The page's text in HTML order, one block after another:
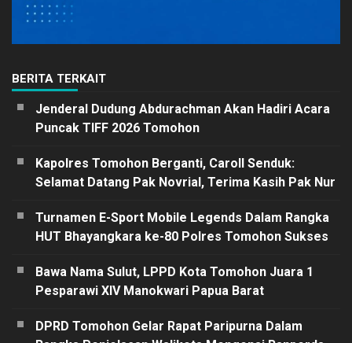
BERITA TERKAIT
Jenderal Dudung Abdurachman Akan Hadiri Acara
Puncak TIFF 2026 Tomohon
Kapolres Tomohon Berganti, Caroll Senduk:
Selamat Datang Pak Novrial, Terima Kasih Pak Nur
Turnamen E-Sport Mobile Legends Dalam Rangka
HUT Bhayangkara ke-80 Polres Tomohon Sukses
Bawa Nama Sulut, LPPD Kota Tomohon Juara 1
Pesparawi XIV Manokwari Papua Barat
DPRD Tomohon Gelar Rapat Paripurna Dalam